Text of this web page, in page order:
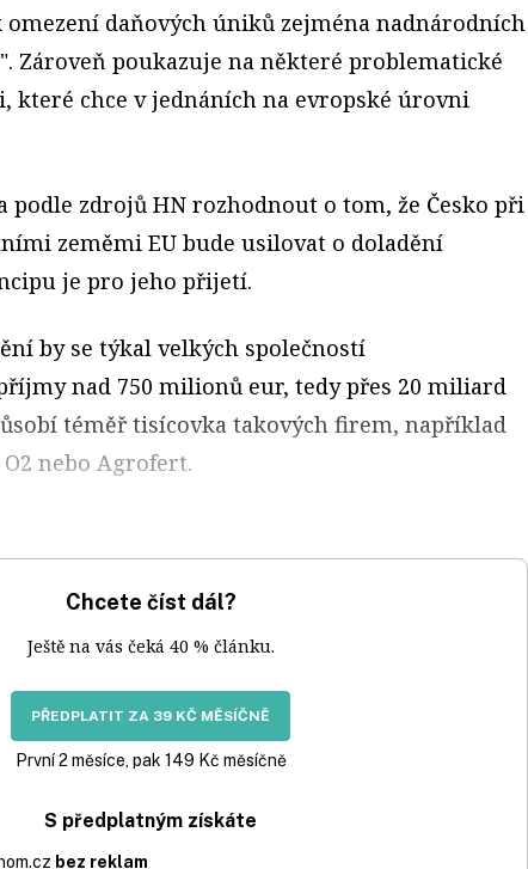
daňových úniků zejména nadnárodních
Zároveň poukazuje na některé problematické
které chce v jednáních na evropské úrovni
podle zdrojů HN rozhodnout o tom, že Česko při
zeměmi EU bude usilovat o doladění
je pro jeho přijetí.
by se týkal velkých společností
nad 750 milionů eur, tedy přes 20 miliard
téměř tisícovka takových firem, například
O2 nebo Agrofert.
Chcete číst dál?
Ještě na vás čeká 40 % článku.
PŘEDPLATIT ZA 39 KČ MĚSÍČNĚ
První 2 měsíce, pak 149 Kč měsíčně
S předplatným získáte
bez reklam